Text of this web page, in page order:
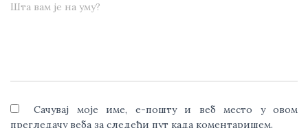
Шта вам је на уму?
Сачувај моје име, е-пошту и веб место у овом
прегледачу веба за следећи пут када коментаришем.